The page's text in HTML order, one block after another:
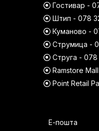
Гостивар -
Штип - 078
Куманово -
Струмица -
Струга - 078
Ramstore
Point Retail
Е-пошта